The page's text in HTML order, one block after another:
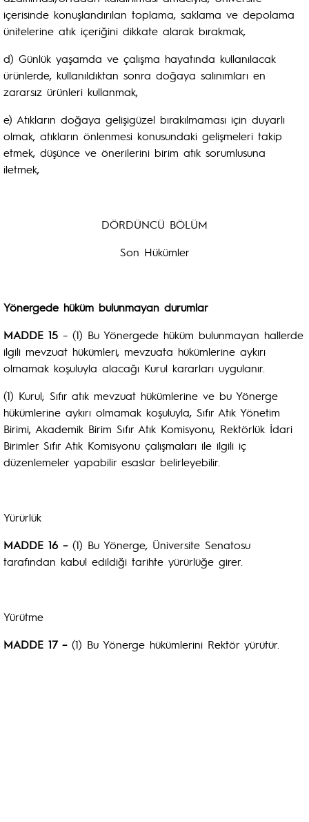
içerisinde konuşlandırılan toplama, saklama ve depolama
ünitelerine atık içeriğini dikkate alarak bırakmak,
d) Günlük yaşamda ve çalışma hayatında kullanılacak
ürünlerde, kullanıldıktan sonra doğaya salınımları en
zararsız ürünleri kullanmak,
e) Atıkların doğaya gelişigüzel bırakılmaması için duyarlı
olmak, atıkların önlenmesi konusundaki gelişmeleri takip
etmek, düşünce ve önerilerini birim atık sorumlusuna
iletmek,
DÖRDÜNCÜ BÖLÜM
Son Hükümler
Yönergede hüküm bulunmayan durumlar
MADDE 15 – (1) Bu Yönergede hüküm bulunmayan hallerde
ilgili mevzuat hükümleri, mevzuata hükümlerine aykırı
olmamak koşuluyla alacağı Kurul kararları uygulanır.
(1) Kurul; Sıfır atık mevzuat hükümlerine ve bu Yönerge
hükümlerine aykırı olmamak koşuluyla, Sıfır Atık Yönetim
Birimi, Akademik Birim Sıfır Atık Komisyonu, Rektörlük İdari
Birimler Sıfır Atık Komisyonu çalışmaları ile ilgili iç
düzenlemeler yapabilir esaslar belirleyebilir.
Yürürlük
MADDE 16 – (1) Bu Yönerge, Üniversite Senatosu
tarafından kabul edildiği tarihte yürürlüğe girer.
Yürütme
MADDE 17 – (1) Bu Yönerge hükümlerini Rektör yürütür.